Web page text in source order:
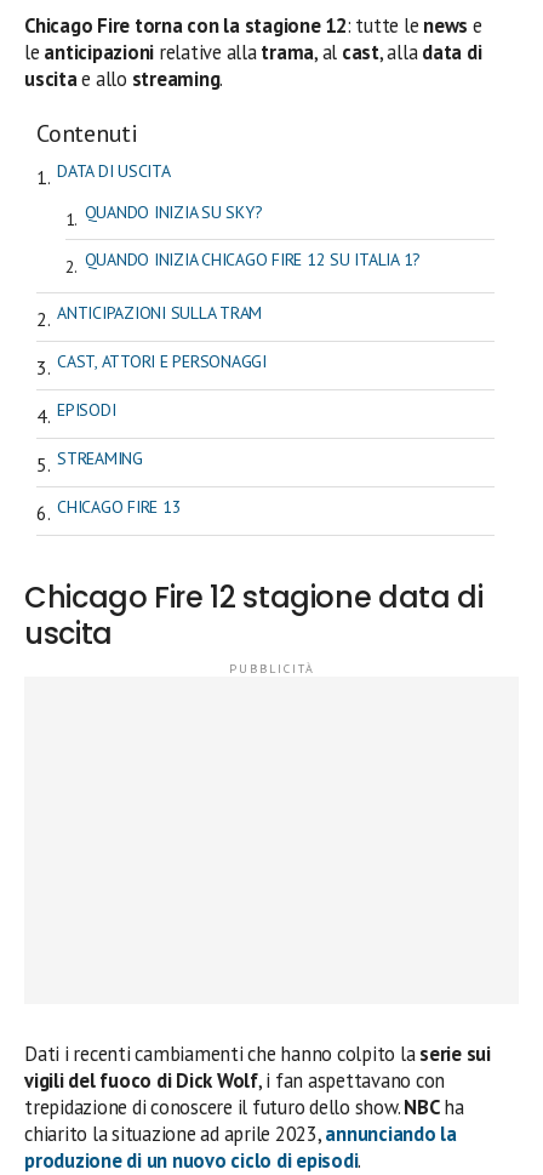
Chicago Fire torna con la stagione 12: tutte le news e
le anticipazioni relative allatrama, al cast, alladata di
uscitae allo streaming.
Contenuti
DATA DI USCITA
QUANDO INIZIA SU SKY?
QUANDO INIZIA CHICAGO FIRE 12 SU ITALIA 1?
ANTICIPAZIONI SULLA TRAM
CAST, ATTORI E PERSONAGGI
EPISODI
STREAMING
CHICAGO FIRE 13
Chicago Fire 12 stagione data di
uscita
Dati i recenti cambiamenti che hanno colpito laserie sui
vigili del fuoco di Dick Wolf, i fan aspettavano con
trepidazione di conoscere il futuro dello show.NBCha
chiarito la situazione ad aprile 2023,annunciando la
produzione di un nuovo ciclo diepisodi.